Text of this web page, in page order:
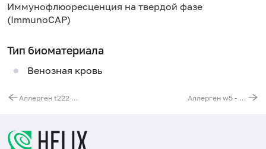
Иммунофлюоресценция на твердой фазе
(ImmunoCAP)
Тип биоматериала
Венозная кровь
Аллерген t222 - кипарис, IgE (ImmunoCAP) Аллерген w5 - полынь горькая, IgE (ImmunoCAP)